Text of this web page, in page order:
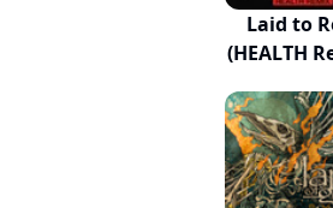
Laid to
(HEALTH